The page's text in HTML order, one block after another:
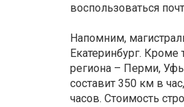
воспользоваться
Напомним,
Екатеринбург. Кроме
региона – Перми,
составит 350 км в
часов. Стоимость